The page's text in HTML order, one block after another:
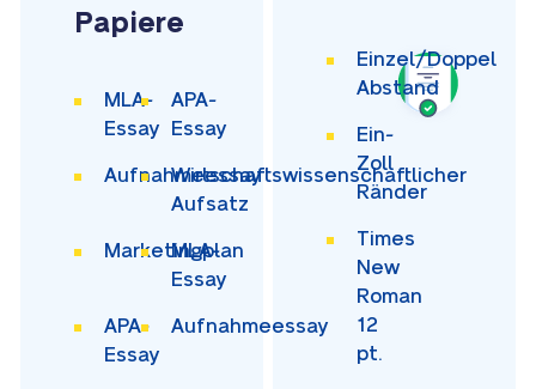
Papiere
MLA-
Essay
APA-
Essay
Aufnahmeessay
Wirtschaftswissenschaftlicher
Aufsatz
Marketingplan
MLA-
Essay
APA-
Essay
Aufnahmeessay
Einzel/Doppel
Abstand
Ein-
Zoll
Ränder
Times
New
Roman
12
pt.